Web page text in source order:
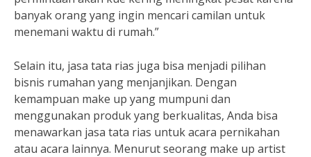
banyak orang yang ingin mencari camilan untuk
menemani waktu di rumah.”
Selain itu, jasa tata rias juga bisa menjadi pilihan
bisnis rumahan yang menjanjikan. Dengan
kemampuan make up yang mumpuni dan
menggunakan produk yang berkualitas, Anda bisa
menawarkan jasa tata rias untuk acara pernikahan
atau acara lainnya. Menurut seorang make up artist